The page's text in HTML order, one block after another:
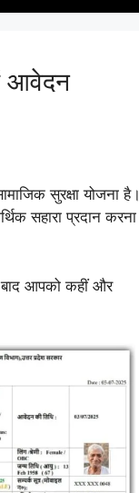
आवेदन
सुरक्षा योजना है।
सहारा प्रदान करना
आपको कहीं और